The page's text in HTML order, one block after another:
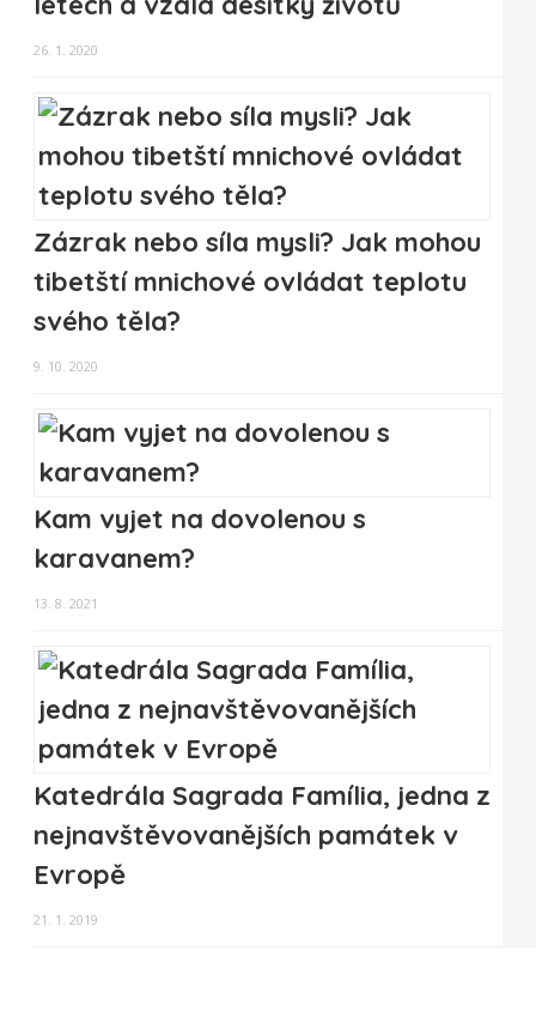
26. 1. 2020
Zázrak nebo síla mysli? Jak mohou
tibetští mnichové ovládat teplotu
svého těla?
9. 10. 2020
Kam vyjet na dovolenou s
karavanem?
13. 8. 2021
Katedrála Sagrada Família, jedna z
nejnavštěvovanějších památek v
Evropě
21. 1. 2019